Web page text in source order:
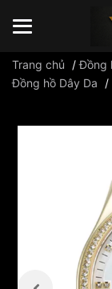
Trang chủ /Đồng
Đồng hồ Dây Da
/